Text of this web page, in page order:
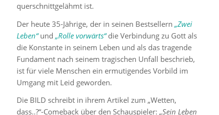
querschnittgelähmt ist.
Der heute 35-Jährige, der in seinen Bestsellern „Zwei
Leben“und „Rolle vorwärts“die Verbindung zu Gott als
die Konstante in seinem Leben und als das tragende
Fundament nach seinem tragischen Unfall beschrieb,
ist für viele Menschen ein ermutigendes Vorbild im
Umgang mit Leid geworden.
Die BILD schreibt in ihrem Artikel zum „Wetten,
dass..?“-Comeback über den Schauspieler: „Sein Leben